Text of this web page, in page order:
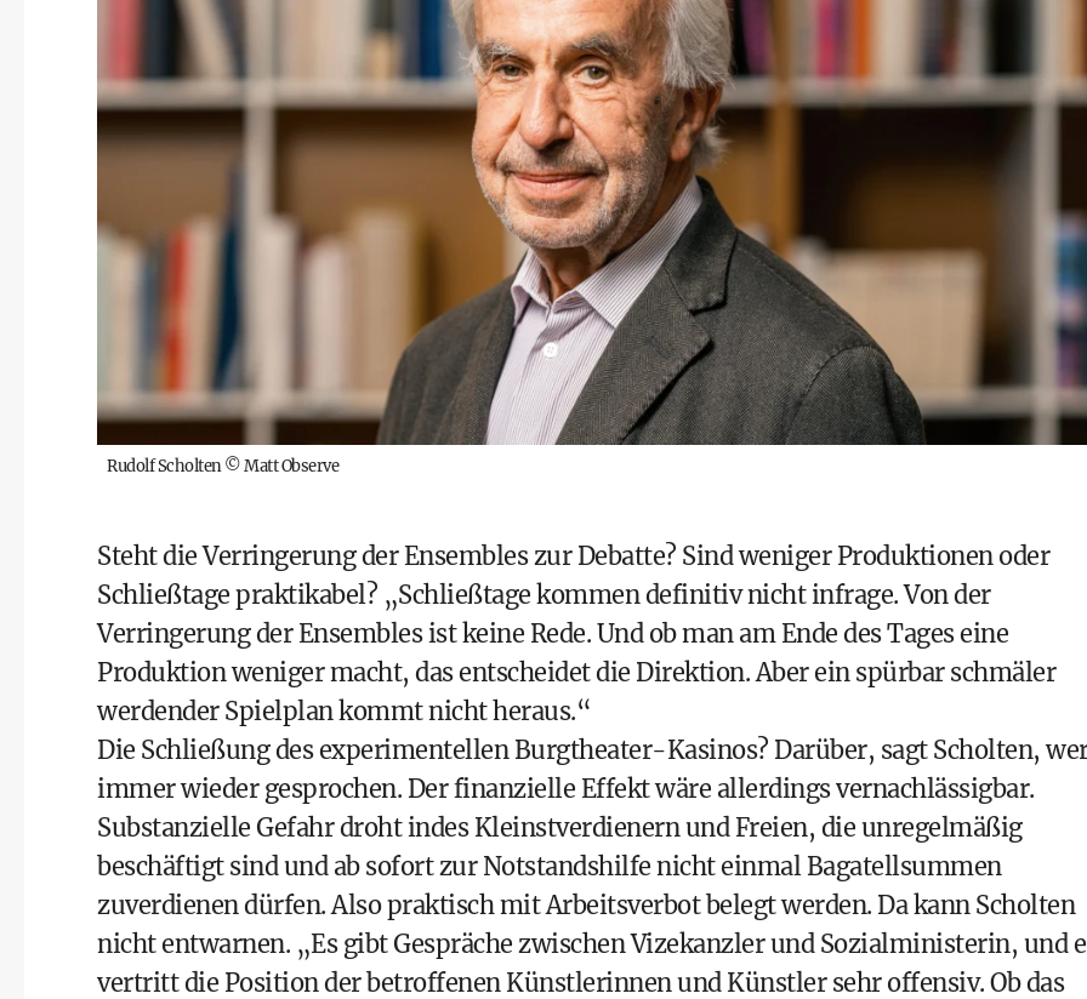
Rudolf Scholten©Matt Observe
Steht die Verringerung der Ensembles zur Debatte? Sind weniger Produktionen oder
Schließtage praktikabel? „Schließtage kommen definitiv nicht infrage. Von der
Verringerung der Ensembles ist keine Rede. Und ob man am Ende des Tages eine
Produktion weniger macht, das entscheidet die Direktion. Aber ein spürbar schmäler
werdender Spielplan kommt nicht heraus.“
Die Schließung des experimentellen Burgtheater-Kasinos? Darüber, sagt Scholten,
immer wieder gesprochen. Der finanzielle Effekt wäre allerdings vernachlässigbar.
Substanzielle Gefahr droht indes Kleinstverdienern und Freien, die unregelmäßig
beschäftigt sind und ab sofort zur Notstandshilfe nicht einmal Bagatellsummen
zuverdienen dürfen. Also praktisch mit Arbeitsverbot belegt werden. Da kann Scholten
nicht entwarnen. „Es gibt Gespräche zwischen Vizekanzler und Sozialministerin, und
vertritt die Position der betroffenen Künstlerinnen und Künstler sehr offensiv. Ob das